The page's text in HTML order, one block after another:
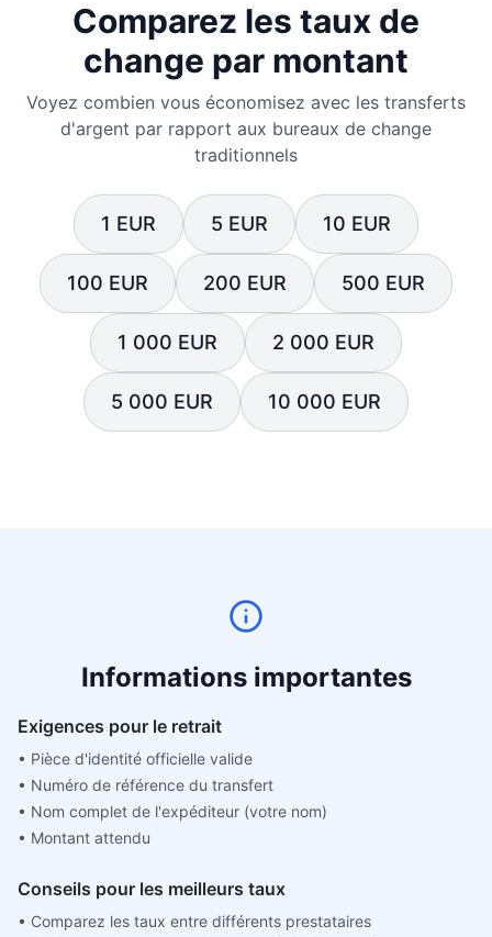
Comparez les taux de
change par montant
Voyez combien vous économisez avec les transferts
d'argent par rapport aux bureaux de change
traditionnels
1 EUR 5 EUR 10 EUR
100 EUR 200 EUR 500 EUR
1 000 EUR 2 000 EUR
5 000 EUR 10 000 EUR
Informations importantes
Exigences pour le retrait
• Pièce d'identité officielle valide
• Numéro de référence du transfert
• Nom complet de l'expéditeur (votre nom)
• Montant attendu
Conseils pour les meilleurs taux
• Comparez les taux entre différents prestataires